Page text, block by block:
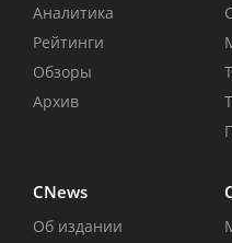
Аналитика
Рейтинги
Обзоры
Архив
CNews
Об издании